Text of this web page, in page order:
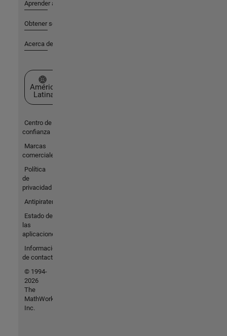
Aprender a utilizar
Obtener soporte
Acerca de MathWorks
Seleccione un país/idioma
América
Latina
Centro de
confianza
Marcas
comerciales
Política
de
privacidad
Antipiratería
Estado de
las
aplicaciones
Información
de contacto
© 1994-
2026
The
MathWorks,
Inc.